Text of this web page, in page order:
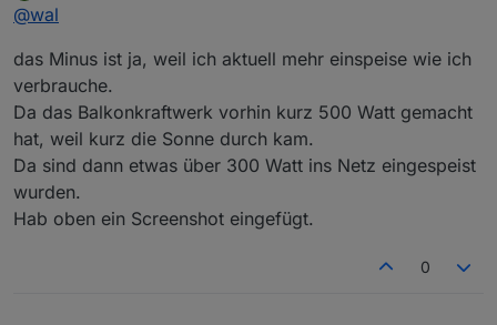
Offline
@wal
das Minus ist ja, weil ich aktuell mehr einspeise wie ich
verbrauche.
Da das Balkonkraftwerk vorhin kurz 500 Watt gemacht
hat, weil kurz die Sonne durch kam.
Da sind dann etwas über 300 Watt ins Netz eingespeist
wurden.
Hab oben ein Screenshot eingefügt.
0